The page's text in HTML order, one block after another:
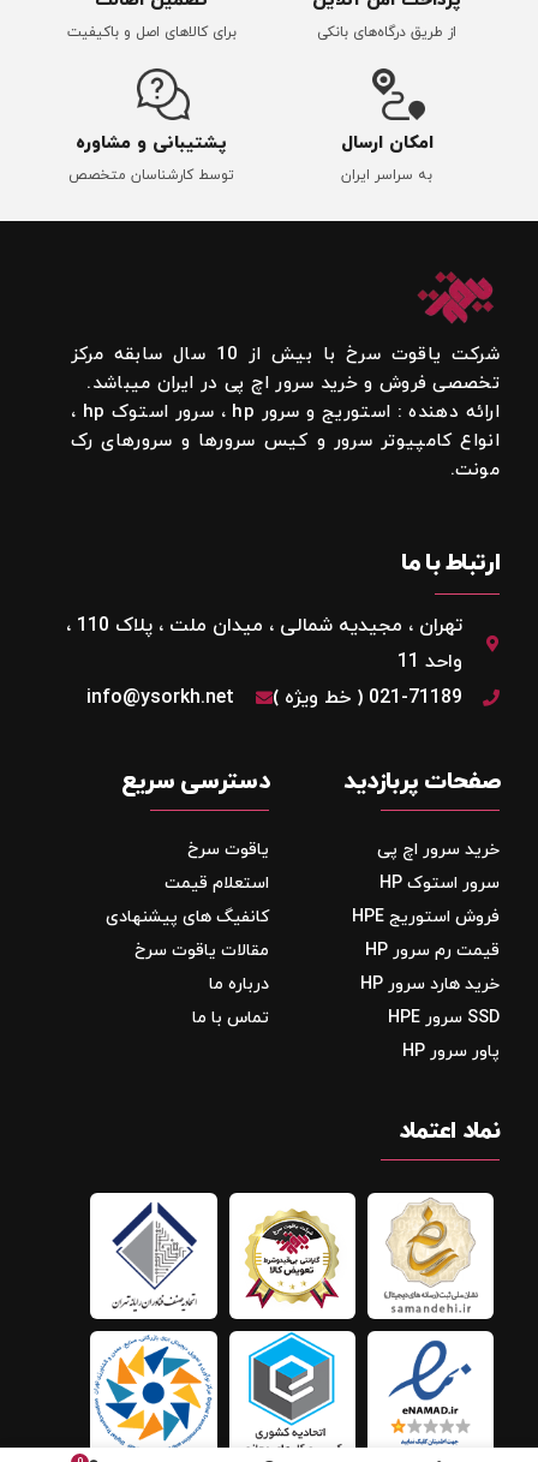
از طریق درگاه‌های بانکی برای کالاهای اصل و باکیفیت
امکان ارسال
به سراسر ایران
پشتیبانی و مشاوره
توسط کارشناسان متخصص
شرکت یاقوت سرخ با بیش از 10 سال سابقه مرکز
تخصصی فروش و خرید سرور اچ پی در ایران میباشد.
ارائه دهنده : استوریج و سرور hp ، سرور استوک hp ،
انواع کامپیوتر سرور و کیس سرورها و سرورهای رک
مونت.
ارتباط با ما
تهران ، مجیدیه شمالی ، میدان ملت ، پلاک 110 ،
واحد 11
021-71189 ( خط ویژه )
info@ysorkh.net
صفحات پربازدید
خرید سرور اچ پی
سرور استوک HP
فروش استوریج‌ HPE
قیمت رم سرور HP
خرید هارد سرور HP
SSD سرور HPE
پاور سرور HP
دسترسی سریع
یاقوت سرخ
استعلام قیمت
کانفیگ های پیشنهادی
مقالات یاقوت سرخ
درباره ما
تماس با ما
نماد اعتماد